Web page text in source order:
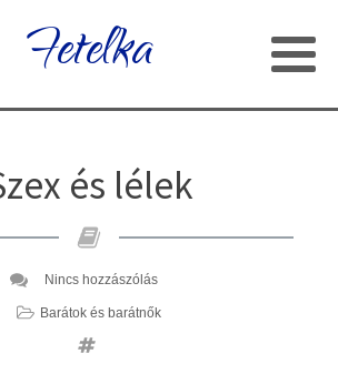
Fetelka
és lélek
Nincs hozzászólás
Barátok és barátnők